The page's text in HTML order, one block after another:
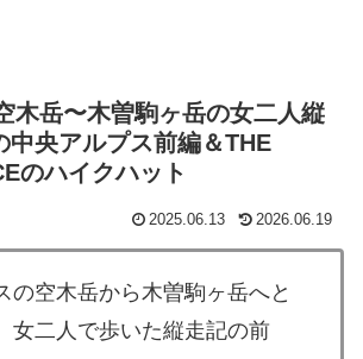
木岳〜木曽駒ヶ岳の女二人縦
中央アルプス前編＆THE
のハイクハット
2025.06.13 2026.06.19
の空木岳から木曽駒ヶ岳へと
女二人で歩いた縦走記の前